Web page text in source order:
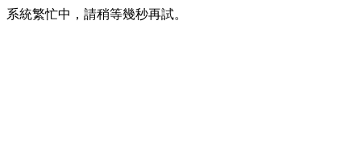
系統繁忙中，請稍等幾秒再試。